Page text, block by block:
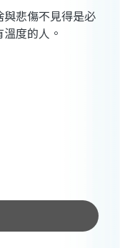
悲傷不見得是必
度的人。